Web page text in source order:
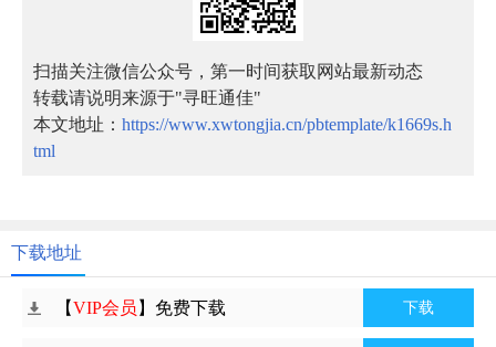
扫描关注微信公众号，第一时间获取网站最新动态
转载请说明来源于"寻旺通佳"
本文地址： https://www.xwtongjia.cn/pbtemplate/k1669s.h
tml
下载地址
【VIP会员 】免费下载 下载